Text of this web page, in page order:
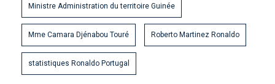
Ministre Administration du territoire Guinée
Mme Camara Djénabou Touré Roberto Martinez Ronaldo
statistiques Ronaldo Portugal